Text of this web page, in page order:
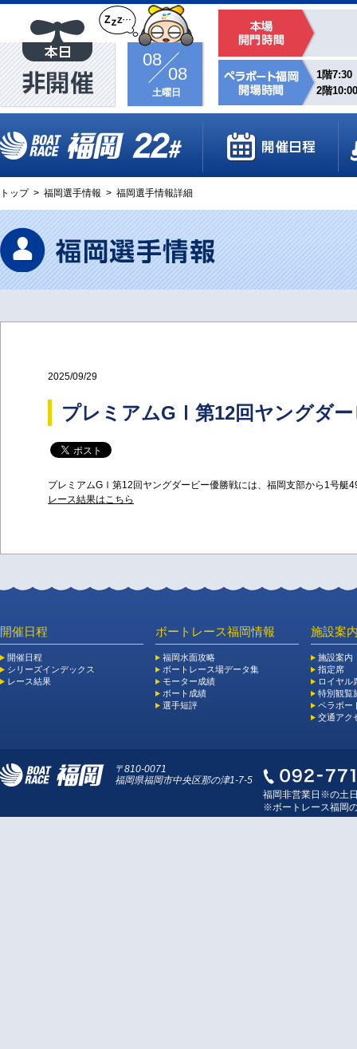
08
08
土曜日
1階7:30
2階10:00
トップ > 福岡選手情報 > 福岡選手情報詳細
2025/09/29
プレミアムGⅠ第12回ヤングダー
プレミアムGⅠ第12回ヤングダービー優勝戦には、福岡支部から1号艇
レース結果はこちら
開催日程
開催日程
シリーズインデックス
レース結果
ボートレース福岡情報
福岡水面攻略
ボートレース場データ集
モーター成績
ボート成績
選手短評
施設案
施設案内
指定席
ロイヤル
特別観覧
ペラボー
交通アク
〒810-0071
福岡県福岡市中央区那の津1-7-5
福岡非営業日※の土
※ボートレース福岡